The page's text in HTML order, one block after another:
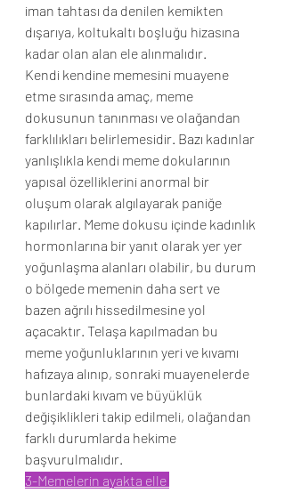
iman tahtası da denilen kemikten
dışarıya, koltukaltı boşluğu hizasına
kadar olan alan ele alınmalıdır.
Kendi kendine memesini muayene
etme sırasında amaç, meme
dokusunun tanınması ve olağandan
farklılıkları belirlemesidir. Bazı kadınlar
yanlışlıkla kendi meme dokularının
yapısal özelliklerini anormal bir
oluşum olarak algılayarak paniğe
kapılırlar. Meme dokusu içinde kadınlık
hormonlarına bir yanıt olarak yer yer
yoğunlaşma alanları olabilir, bu durum
o bölgede memenin daha sert ve
bazen ağrılı hissedilmesine yol
açacaktır. Telaşa kapılmadan bu
meme yoğunluklarının yeri ve kıvamı
hafızaya alınıp, sonraki muayenelerde
bunlardaki kıvam ve büyüklük
değişiklikleri takip edilmeli, olağandan
farklı durumlarda hekime
başvurulmalıdır.
3-Memelerin ayakta elle